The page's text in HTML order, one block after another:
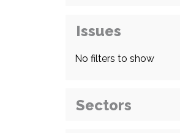
Issues
No filters to show
Sectors